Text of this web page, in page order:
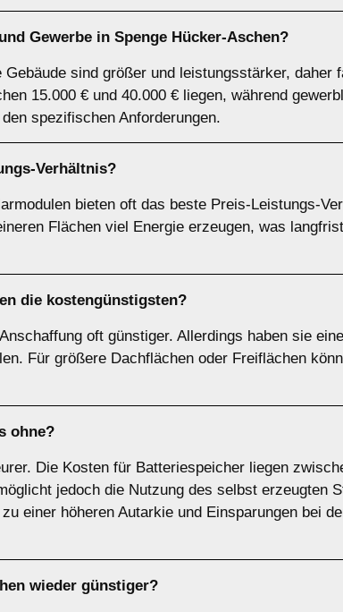
Gewerbe in Spenge Hücker-Aschen?
sind größer und leistungsstärker, daher
15.000 € und 40.000 € liegen, während
spezifischen Anforderungen.
Verhältnis?
bieten oft das beste Preis-Leistungs-
Flächen viel Energie erzeugen, was
die kostengünstigsten?
oft günstiger. Allerdings haben sie
Für größere Dachflächen oder Freiflächen
ohne?
Die Kosten für Batteriespeicher liegen
jedoch die Nutzung des selbst erzeugten
einer höheren Autarkie und Einsparungen bei
wieder günstiger?